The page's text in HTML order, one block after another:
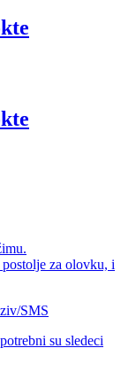
za olovku, i
SMS
su sledeci